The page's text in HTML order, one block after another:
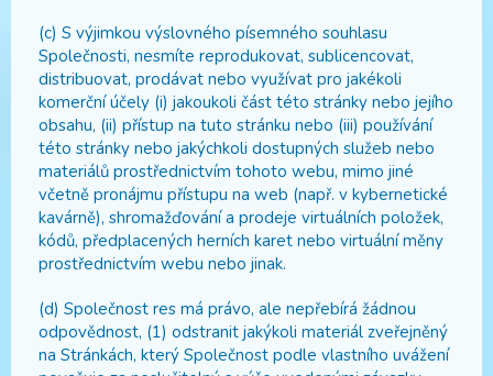
(c) S výjimkou výslovného písemného souhlasu
Společnosti, nesmíte reprodukovat, sublicencovat,
distribuovat, prodávat nebo využívat pro jakékoli
komerční účely (i) jakoukoli část této stránky nebo jejího
obsahu, (ii) přístup na tuto stránku nebo (iii) používání
této stránky nebo jakýchkoli dostupných služeb nebo
materiálů prostřednictvím tohoto webu, mimo jiné
včetně pronájmu přístupu na web (např. v kybernetické
kavárně), shromažďování a prodeje virtuálních položek,
kódů, předplacených herních karet nebo virtuální měny
prostřednictvím webu nebo jinak.
(d) Společnost res má právo, ale nepřebírá žádnou
odpovědnost, (1) odstranit jakýkoli materiál zveřejněný
na Stránkách, který Společnost podle vlastního uvážení